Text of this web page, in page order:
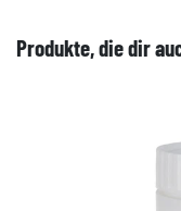
Produkte, die dir